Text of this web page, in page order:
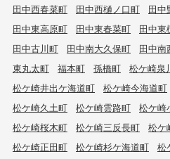
田中西春菜町
田中西樋ノ口町 田中
田中東高原町
田中東春菜町 田中東
田中古川町
田中南大久保町 田中南
東丸太町
福本町 孫橋町 松ケ崎泉
松ケ崎井出ケ海道町
松ケ崎今海道町
松ケ崎久土町
松ケ崎雲路町 松ケ崎
松ケ崎桜木町
松ケ崎三反長町 松ケ
松ケ崎正田町
松ケ崎杉ケ海道町 松